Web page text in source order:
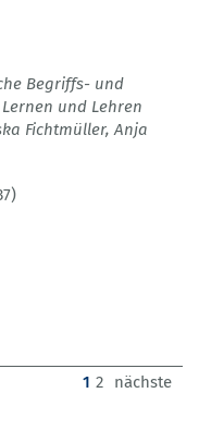
Begriffs- und
und Lehren
Fichtmüller, Anja
1 (current)
2 nächste